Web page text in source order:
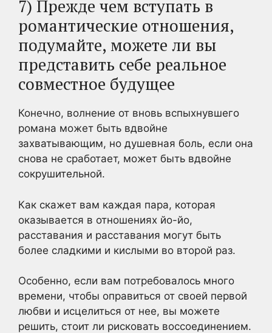
7) Прежде чем вступать в
романтические отношения,
подумайте, можете ли вы
представить себе реальное
совместное будущее
Конечно, волнение от вновь вспыхнувшего
романа может быть вдвойне
захватывающим, но душевная боль, если она
снова не сработает, может быть вдвойне
сокрушительной.
Как скажет вам каждая пара, которая
оказывается в отношениях йо-йо,
расставания и расставания могут быть
более сладкими и кислыми во второй раз.
Особенно, если вам потребовалось много
времени, чтобы оправиться от своей первой
любви и исцелиться от нее, вы можете
решить, стоит ли рисковать воссоединением.